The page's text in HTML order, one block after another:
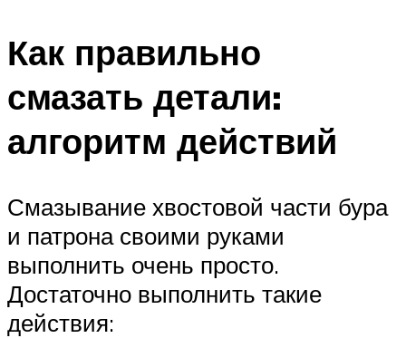
Как правильно
смазать детали:
алгоритм действий
Смазывание хвостовой части бура
и патрона своими руками
выполнить очень просто.
Достаточно выполнить такие
действия: